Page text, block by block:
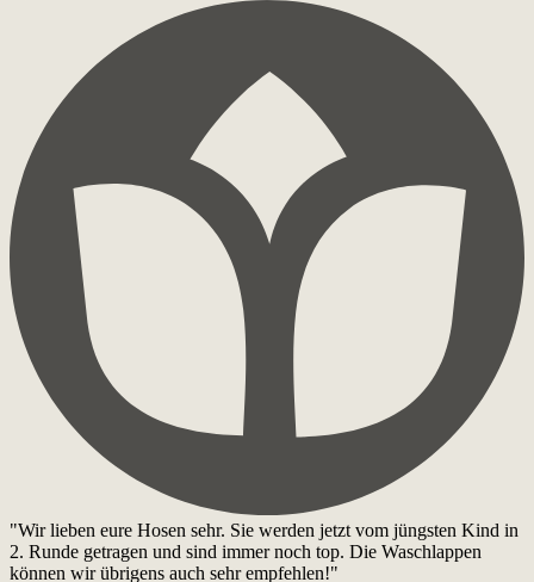
"Wir lieben eure Hosen sehr. Sie werden jetzt vom jüngsten Kind in
2. Runde getragen und sind immer noch top. Die Waschlappen
können wir übrigens auch sehr empfehlen!"